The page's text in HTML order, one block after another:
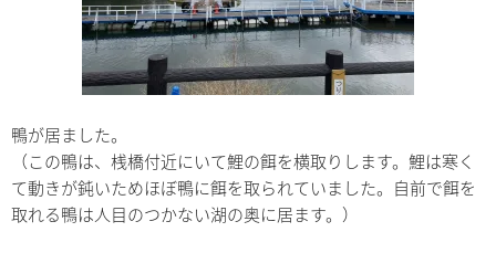
鴨が居ました。
（この鴨は、桟橋付近にいて鯉の餌を横取りします。鯉は寒く
て動きが鈍いためほぼ鴨に餌を取られていました。自前で餌を
取れる鴨は人目のつかない湖の奥に居ます。）